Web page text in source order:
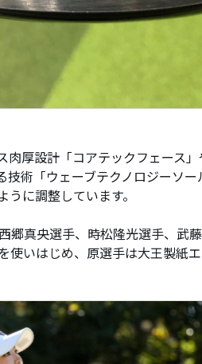
肉厚設計「コアテックフェース
技術「ウェーブテクノロジーソ
に調整しています。
郷真央選手、時松隆光選手、武
使いはじめ、原選手は大王製紙